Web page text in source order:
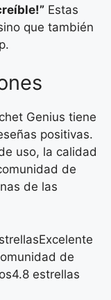
Estas
que también
Genius tiene
positivas.
uso, la calidad
de
de las
de
estrellas